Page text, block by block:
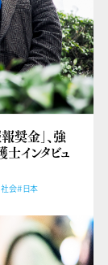
奨金」、強
インタビュ
会#日本